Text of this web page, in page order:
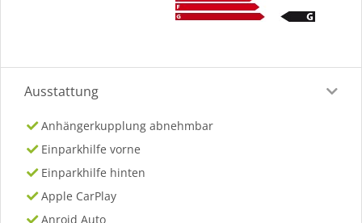
Ausstattung
Anhängerkupplung abnehmbar
Einparkhilfe vorne
Einparkhilfe hinten
Apple CarPlay
Anroid Auto